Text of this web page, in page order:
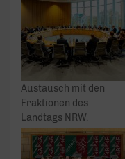
Austausch mit den
Fraktionen des
Landtags NRW.